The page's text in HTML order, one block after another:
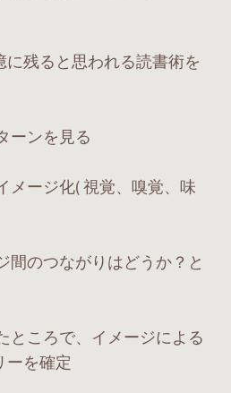
に残ると思われる読書術を
ーンを見る
ージ化( 視覚、嗅覚、味
のつながりはどうか？と
ころで、イメージによる
ーを確定